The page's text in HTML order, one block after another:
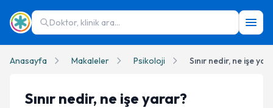
Doktor, klinik ara...
Anasayfa Makaleler Psikoloji Sınır nedir, ne işe
Sınır nedir, ne işe yarar?